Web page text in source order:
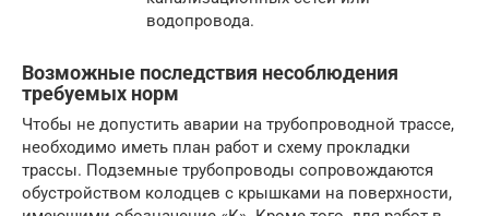
водопровода.
Возможные последствия несоблюдения
требуемых норм
Чтобы не допустить аварии на трубопроводной трассе,
необходимо иметь план работ и схему прокладки
трассы. Подземные трубопроводы сопровождаются
обустройством колодцев с крышками на поверхности,